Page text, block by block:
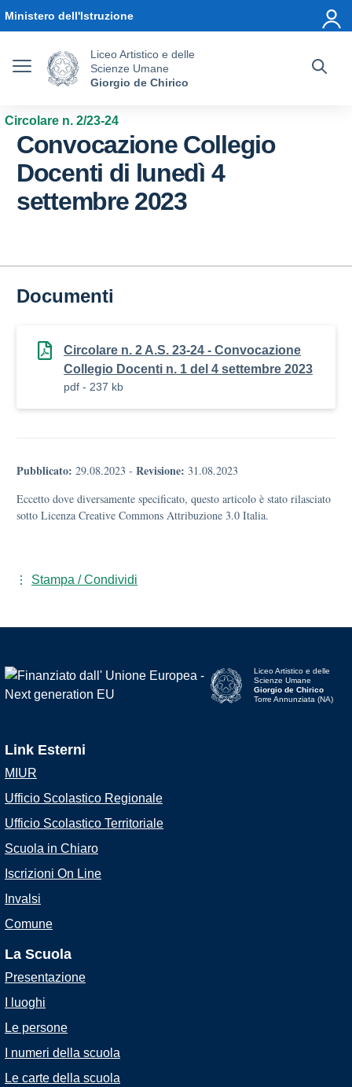
Ministero dell'Istruzione
Liceo Artistico e delle
Scienze Umane
Giorgio de Chirico
Circolare n. 2/23-24
Convocazione Collegio
Docenti di lunedì 4
settembre 2023
Documenti
Circolare n. 2 A.S. 23-24 - Convocazione
Collegio Docenti n. 1 del 4 settembre 2023
pdf - 237 kb
Pubblicato: 29.08.2023 - Revisione: 31.08.2023
Eccetto dove diversamente specificato, questo articolo è stato rilasciato
sotto Licenza Creative Commons Attribuzione 3.0 Italia.
Stampa / Condividi
Liceo Artistico e delle
Scienze Umane
Giorgio de Chirico
Torre Annunziata (NA)
Link Esterni
MIUR
Ufficio Scolastico Regionale
Ufficio Scolastico Territoriale
Scuola in Chiaro
Iscrizioni On Line
Invalsi
Comune
La Scuola
Presentazione
I luoghi
Le persone
I numeri della scuola
Le carte della scuola